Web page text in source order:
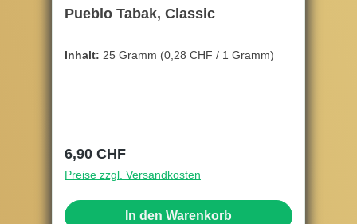
Pueblo Tabak, Classic
Inhalt: 25 Gramm (0,28 CHF / 1 Gramm)
Regulärer Preis:
6,90 CHF
Preise zzgl. Versandkosten
In den Warenkorb